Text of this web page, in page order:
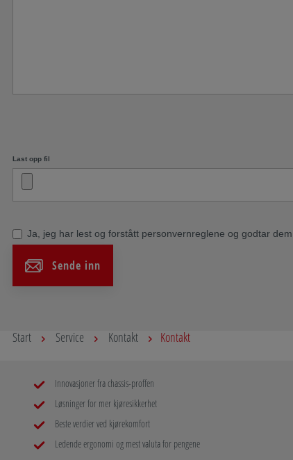
Last opp fil
Ja, jeg har lest og forstått personvernreglene og godtar dem.
Sende inn
Start Service Kontakt Kontakt
Innovasjoner fra chassis-proffen
Løsninger for mer kjøresikkerhet
Beste verdier ved kjørekomfort
Ledende ergonomi og mest valuta for pengene